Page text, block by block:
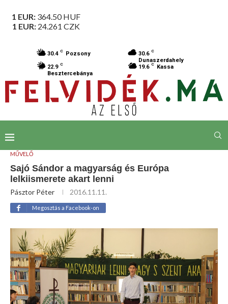
1 EUR: 364.50HUF
1 EUR: 24.261 CZK
30.4 C Pozsony 30.6 C
Dunaszerdahely
22.9 C
Besztercebánya
19.6 C Kassa
MŰVELŐ
Sajó Sándor a magyarság és Európa
lelkiismerete akart lenni
Pásztor Péter 2016.11.11.
Megosztás a Facebook-on